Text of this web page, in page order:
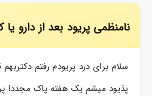
نامنظمی پریود بعد از دارو